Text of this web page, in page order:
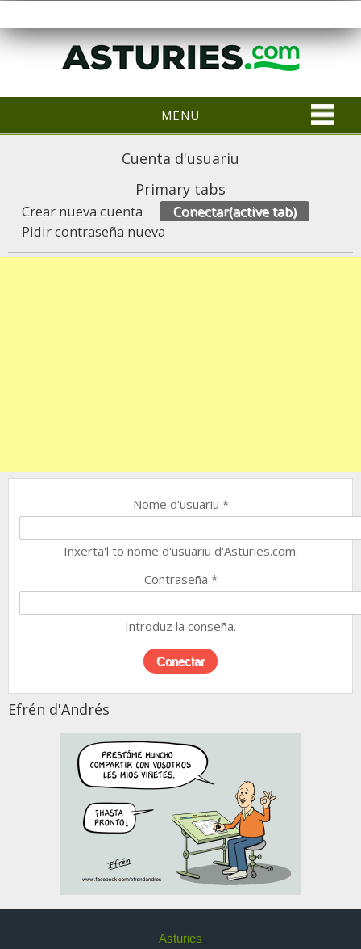
MENU
Cuenta d'usuariu
Primary tabs
Crear nueva cuenta Conectar(active tab)
Pidir contraseña nueva
Nome d'usuariu *
Inxerta'l to nome d'usuariu d'Asturies.com.
Contraseña *
Introduz la conseña.
Efrén d'Andrés
Asturies